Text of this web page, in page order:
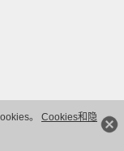
。 Cookies和隐